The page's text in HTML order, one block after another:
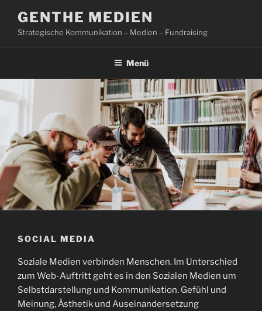
Inhalt
springen
GENTHE MEDIEN
Strategische Kommunikation – Medien – Fundraising
Menü
SOCIAL MEDIA
Soziale Medien verbinden Menschen. Im Unterschied
zum Web-Auftritt geht es in den Sozialen Medien um
Selbstdarstellung und Kommunikation. Gefühl und
Meinung, Ästhetik und Auseinandersetzung